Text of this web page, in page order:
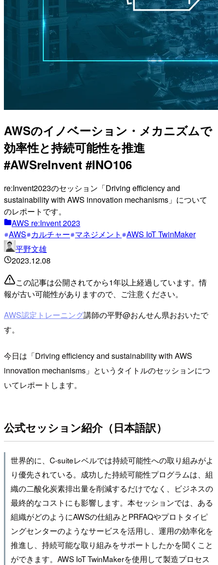
AWSのイノベーション・メカニズムで
効率性と持続可能性を推進
#AWSreInvent #INO106
re:Invent2023のセッション「Driving efficiency and
sustainability with AWS innovation mechanisms」について
のレポートです。
AWS re:Invent 2023
AWS カルチャー マネジメント
AWS IoT TwinMaker
平野文雄
2023.12.08
この記事は公開されてから1年以上経過しています。情
報が古い可能性がありますので、ご注意ください。
AWS認定トレーニング講師の平野@おんせん県おおいたで
す。
今日は「Driving efficiency and sustainability with AWS
innovation mechanisms」というタイトルのセッションにつ
いてレポートします。
公式セッション紹介（日本語訳）
世界的に、C-suiteレベルでは持続可能性への取り組みがよ
り優先されている。成功した持続可能性プログラムは、組
織の二酸化炭素排出量を削減するだけでなく、ビジネスの
最終的なコストにも影響します。本セッションでは、ある
組織がどのようにAWSの仕組みとPRFAQやプロトタイピ
ングセンターのようなサービスを活用し、運用の効率化を
推進し、持続可能な取り組みをサポートしたかを聞くこと
ができます。AWS IoT TwinMakerを使用して製造プロセス